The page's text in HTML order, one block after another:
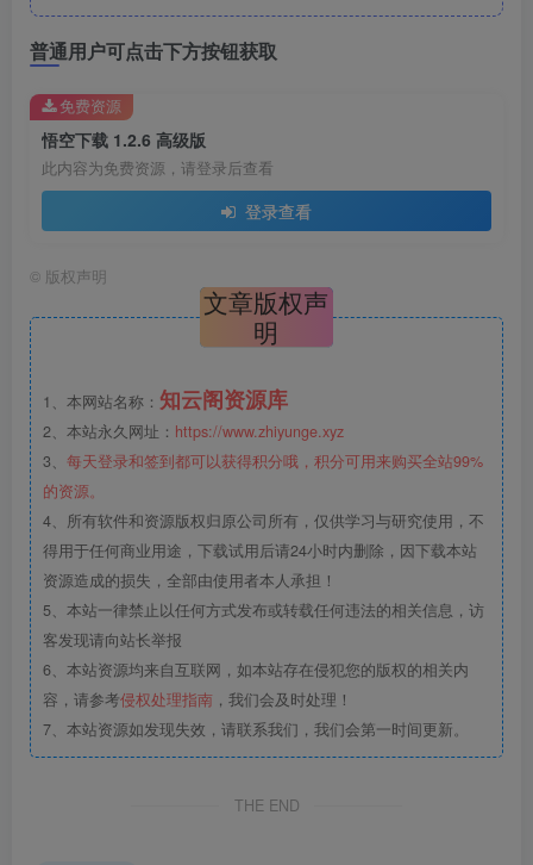
普通用户可点击下方按钮获取
悟空下载 1.2.6 高级版
此内容为免费资源，请登录后查看
登录查看
免费资源
© 版权声明
文章版权声
明
1、本网站名称： 知云阁资源库
2、本站永久网址： https://www.zhiyunge.xyz
3、 每天登录和签到都可以获得积分哦，积分可用来购买全站99%
的资源。
4、所有软件和资源版权归原公司所有，仅供学习与研究使用，不
得用于任何商业用途，下载试用后请24小时内删除，因下载本站
资源造成的损失，全部由使用者本人承担！
5、本站一律禁止以任何方式发布或转载任何违法的相关信息，访
客发现请向站长举报
6、本站资源均来自互联网，如本站存在侵犯您的版权的相关内
容，请参考侵权处理指南 ，我们会及时处理！
7、本站资源如发现失效，请联系我们，我们会第一时间更新。
THE END